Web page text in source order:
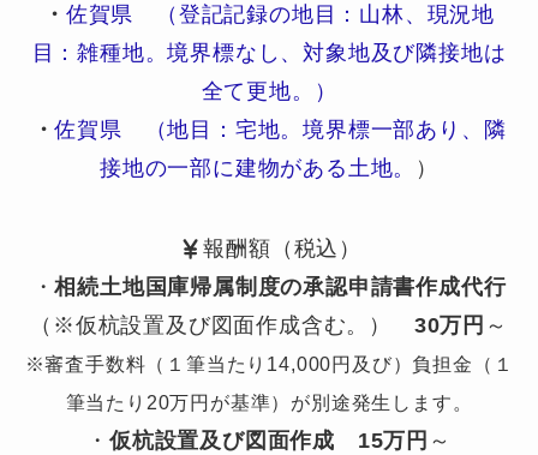
・ 佐賀県 （登記記録の地目：山林、現況地
目：雑種地。境界標なし、対象地及び隣接地は
全て更地。）
・佐賀県 （地目：宅地。境界標一部あり、隣
接地の一部に建物がある土地。
）
報酬額（税込）
・相続土地国庫帰属制度の承認申請書作成代行
（※仮杭設置及び図面作成含む。） 30万円 ～
※審査手数料（１筆当たり14,000円及び）負担金（１
筆当たり20万円が基準）が別途発生します。
・ 仮杭設置及び図面作成 15万円 ～